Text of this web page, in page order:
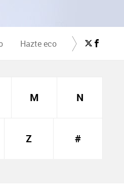
Hazte eco Crea Cultura
M N
Z #